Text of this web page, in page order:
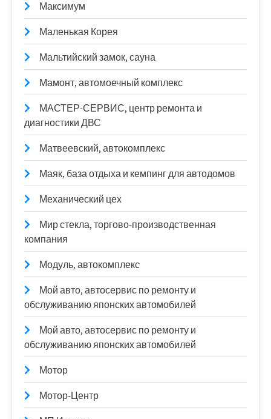
Максимум
Маленькая Корея
Мальтийский замок, сауна
Мамонт, автомоечный комплекс
МАСТЕР-СЕРВИС, центр ремонта и
диагностики ДВС
Матвеевский, автокомплекс
Маяк, база отдыха и кемпинг для автодомов
Механический цех
Мир стекла, торгово-производственная
компания
Модуль, автокомплекс
Мой авто, автосервис по ремонту и
обслуживанию японских автомобилей
Мой авто, автосервис по ремонту и
обслуживанию японских автомобилей
Мотор
Мотор-Центр